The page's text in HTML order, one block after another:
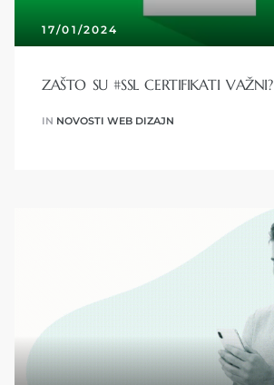
17/01/2024
ZAŠTO SU #SSL CERTIFIKATI VAŽNI?
IN NOVOSTI WEB DIZAJN